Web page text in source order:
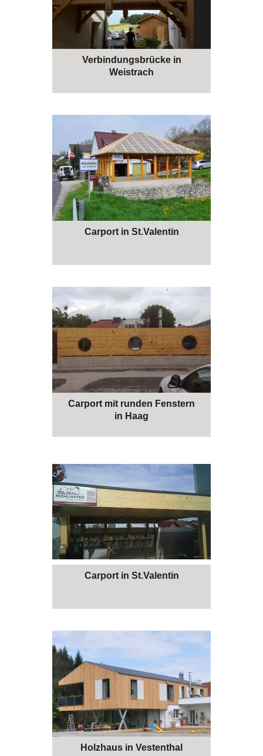
Verbindungsbrücke in
Weistrach
Carport in St.Valentin
Carport mit runden Fenstern
in Haag
Carport in St.Valentin
Holzhaus in Vestenthal